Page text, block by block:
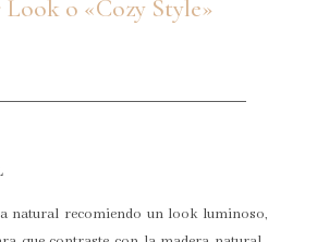
o «Cozy Style»
natural recomiendo un look luminoso,